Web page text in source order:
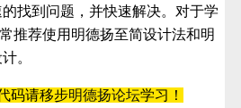
找到问题，并快速解决。对于学
推荐使用明德扬至简设计法和明
。
码请移步明德扬论坛学习！